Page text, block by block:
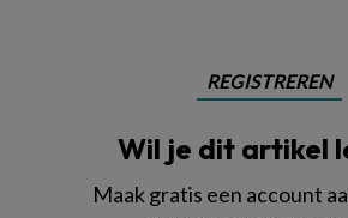
REGISTREREN
Wil je dit artikel
Maak gratis een account